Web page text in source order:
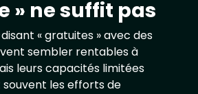
» ne suffit pas
« gratuites » avec des
sembler rentables à
leurs capacités limitées
les efforts de